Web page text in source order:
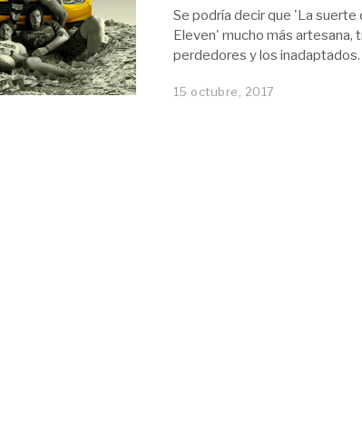
Se podría decir que 'La
Eleven' mucho más artesana,
perdedores y los inadaptados.
15 octubre, 2017